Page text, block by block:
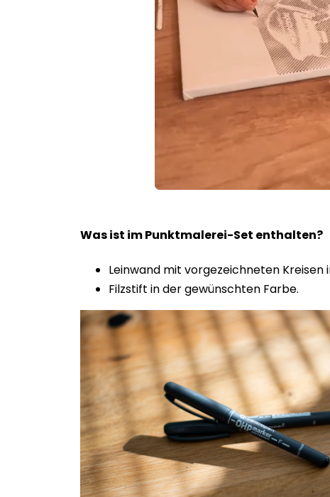
100.00%
Was ist im Punktmalerei-Set enthalten?
Leinwand mit vorgezeichneten Kreisen
Filzstift in der gewünschten Farbe.